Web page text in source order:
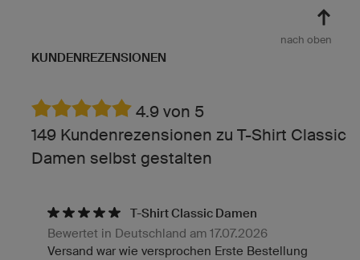
nach oben
KUNDENREZENSIONEN
4.9 von 5
149 Kundenrezensionen zu T-Shirt Classic
Damen selbst gestalten
T-Shirt Classic Damen
Bewertet in Deutschland am 17.07.2026
Versand war wie versprochen Erste Bestellung